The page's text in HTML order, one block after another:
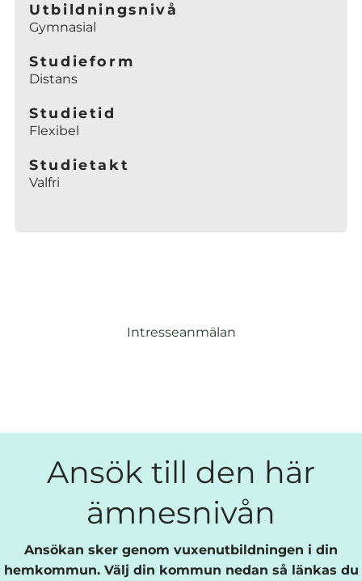
n
Utbildningsnivå
Gymnasial
Studieform
Distans
Studietid
Flexibel
Studietakt
Valfri
Intresseanmälan
Ansök till den här
ämnesnivån
Ansökan sker genom vuxenutbildningen i din
hemkommun. Välj din kommun nedan så länkas du